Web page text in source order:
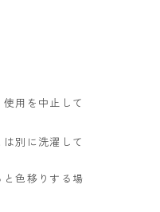
用を中止して
別に洗濯して
色移りする場